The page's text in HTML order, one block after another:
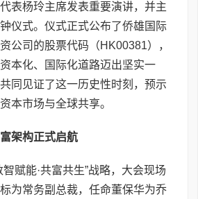
表杨玲主席发表重要演讲，并主
仪式。仪式正式公布了侨雄国际
公司的股票代码（HK00381），
本化、国际化道路迈出坚实一
同见证了这一历史性时刻，预示
本市场与全球共享。
架构正式启航
智赋能·共富共生”战略，大会现场
为常务副总裁，任命董保华为乔